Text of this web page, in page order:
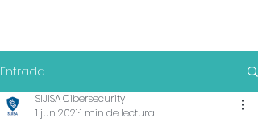
Entrada
SIJISA Cibersecurity
1 jun 20211 min de lectura